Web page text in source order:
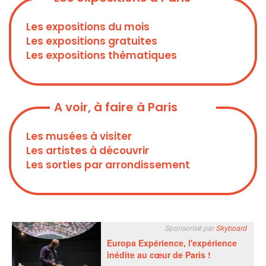
Les expositions du mois
Les expositions gratuites
Les expositions thématiques
A voir, à faire à Paris
Les musées à visiter
Les artistes à découvrir
Les sorties par arrondissement